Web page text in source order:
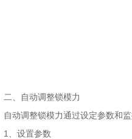
二、自动调整锁模力
自动调整锁模力通过设定参数和
1、设置参数